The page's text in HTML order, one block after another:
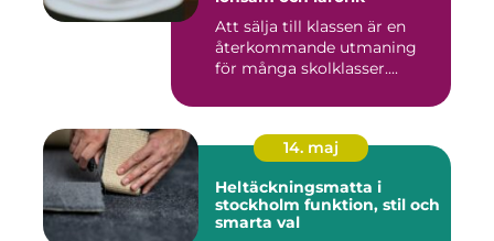
Att sälja till klassen är en
återkommande utmaning
för många skolklasser....
14. maj
Heltäckningsmatta i
stockholm funktion, stil och
smarta val